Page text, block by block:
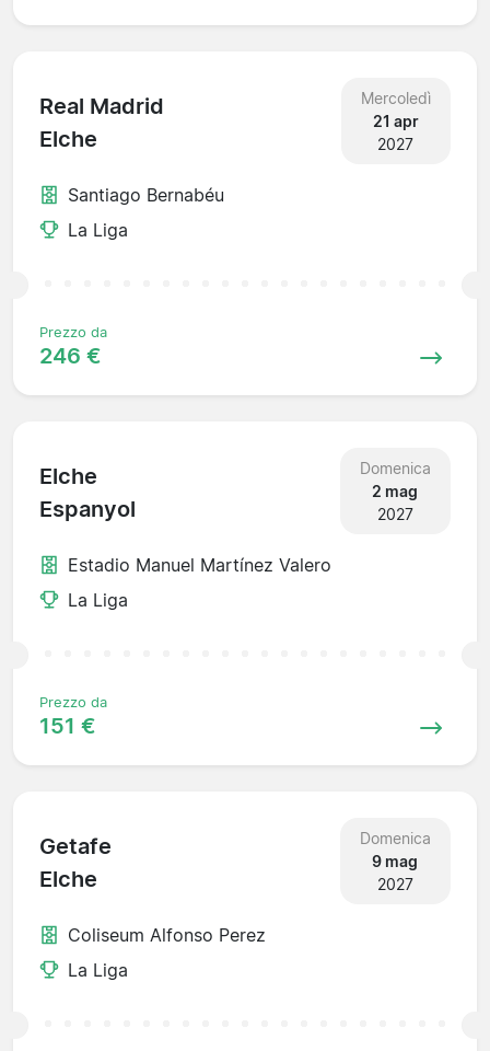
Real Madrid
Elche
Mercoledì
21 apr
2027
Santiago Bernabéu
La Liga
Prezzo da
246 €
Elche
Espanyol
Domenica
2 mag
2027
Estadio Manuel Martínez Valero
La Liga
Prezzo da
151 €
Getafe
Elche
Domenica
9 mag
2027
Coliseum Alfonso Perez
La Liga